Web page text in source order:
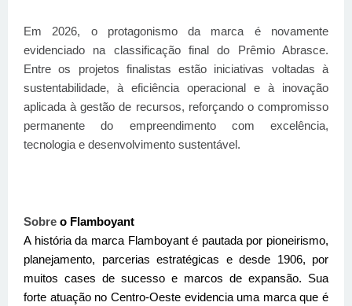
Em 2026, o protagonismo da marca é novamente
evidenciado na classificação final do Prêmio Abrasce.
Entre os projetos finalistas estão iniciativas voltadas à
sustentabilidade, à eficiência operacional e à inovação
aplicada à gestão de recursos, reforçando o compromisso
permanente do empreendimento com excelência,
tecnologia e desenvolvimento sustentável.
Sobre o Flamboyant
A história da marca Flamboyant é pautada por pioneirismo,
planejamento, parcerias estratégicas e desde 1906, por
muitos cases de sucesso e marcos de expansão. Sua
forte atuação no Centro-Oeste evidencia uma marca que é